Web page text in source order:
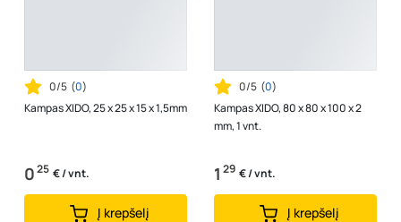
0/5 (0)
Kampas XIDO, 25 x 25 x 15 x 1,5mm
025 € / vnt.
Į krepšelį
0/5 (0)
Kampas XIDO, 80 x 80 x 100 x 2
mm, 1 vnt.
1 29 € / vnt.
Į krepšelį